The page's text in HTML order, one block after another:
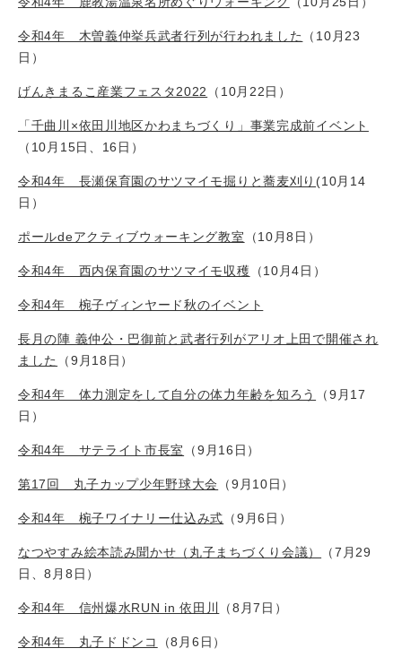
令和4年 木曽義仲挙兵武者行列が行われました
（10月23
日）
げんきまるこ産業フェスタ2022 （10月22日）
「千曲川×依田川地区かわまちづくり」事業完成前イベント
（10月15日、16日）
令和4年 長瀬保育園のサツマイモ掘りと蕎麦刈り (10月14
日）
ポールdeアクティブウォーキング教室 （10月8日）
令和4年 西内保育園のサツマイモ収穫 （10月4日）
令和4年 椀子ヴィンヤード秋のイベント
長月の陣 義仲公・巴御前と武者行列がアリオ上田で開催され
ました
（9月18日）
令和4年 体力測定をして自分の体力年齢を知ろう
（9月17
日）
令和4年 サテライト市長室 （9月16日）
第17回 丸子カップ少年野球大会 （9月10日）
令和4年 椀子ワイナリー仕込み式 （9月6日）
なつやすみ絵本読み聞かせ（丸子まちづくり会議）
（7月29
日、8月8日）
令和4年 信州爆水RUN in 依田川 （8月7日）
令和4年 丸子ドドンコ （8月6日）